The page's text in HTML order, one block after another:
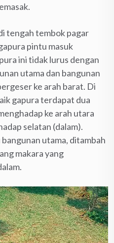
tengah tembok pagar
pintu masuk
ini tidak lurus dengan
utama dan bangunan
ke arah barat. Di
gapura terdapat dua
ke arah utara
selatan (dalam).
utama, ditambah
makara yang